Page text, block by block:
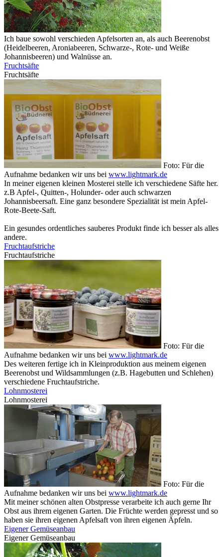
Ich baue sowohl verschieden Apfelsorten an, als auch Beerenobst
(Heidelbeeren, Aroniabeeren, Schwarze-, Rote- und Weiße
Johannisbeeren) und Walnüsse an.
Fruchtsäfte
Fruchtsäfte
Foto: Für die
Aufnahme bedanken wir uns bei www.lightmark.de
In meiner eigenen kleinen Mosterei stelle ich verschiedene Säfte her.
z.B Apfel-, Quitten-, Holunder- oder auch schwarzen
Johannisbeersaft. Eine ganz besondere Spezialität ist mein Apfel-
Rote-Beete-Saft.
Ein gesundes ordentliches sauberes Produkt finde ich besser als alles
andere.
Fruchtaufstriche
Fruchtaufstriche
Foto: Für die
Aufnahme bedanken wir uns bei www.lightmark.de
Des weiteren fertige ich in Kleinproduktion aus meinem eigenen
Beerenobst und Wildsammlungen (z.B. Hagebutten und Schlehen)
verschiedene Fruchtaufstriche.
Lohnmosterei
Lohnmosterei
Foto: Für die
Aufnahme bedanken wir uns bei www.lightmark.de
Mit meiner schönen alten Obstpresse verarbeite ich auch gerne Ihr
Obst aus ihrem eigenen Garten. Die Früchte werden gepresst und so
haben sie ihren eigenen Apfelsaft von ihren eigenen Äpfeln.
Eigener Gemüseanbau
Eigener Gemüseanbau